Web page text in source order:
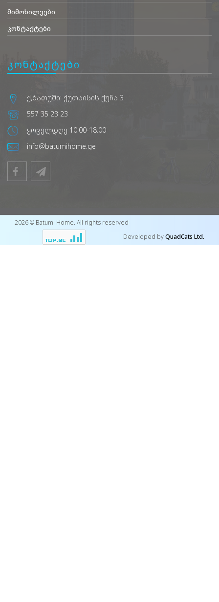
მიმოხილვები
კონტაქტები
კონტაქტები
ქ,ბათუმი: ქუთაისის ქუჩა 3
557 35 23 23
ყოველდღე 10:00-18:00
info@batumihome.ge
2026 © Batumi Home. All rights reserved
Developed byQuadCats Ltd.